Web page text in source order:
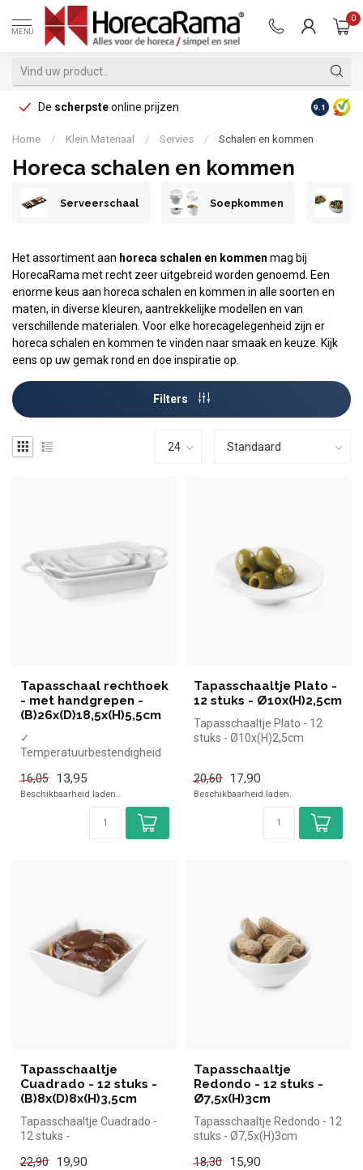
MENU
0
De scherpsteonline prijzen Op
9.1
Home / Klein Materiaal / Servies / Schalen en kommen
Horeca schalen en kommen
Serveerschaal Soepkommen
Het assortiment aan horeca schalen en kommen mag bij
HorecaRama met recht zeer uitgebreid worden genoemd. Een
enorme keus aan horeca schalen en kommen in alle soorten en
maten, in diverse kleuren, aantrekkelijke modellen en van
verschillende materialen. Voor elke horecagelegenheid zijn er
horeca schalen en kommen te vinden naar smaak en keuze. Kijk
eens op uw gemak rond en doe inspiratie op.
Filters
Tapasschaal rechthoek
- met handgrepen -
(B)26x(D)18,5x(H)5,5cm
✓
Temperatuurbestendigheid
✓ Stapelbaar
✓ Magnetron & vaatwasm...
16,05 13,95
Beschikbaarheid laden..
Tapasschaaltje Plato -
12 stuks - Ø10x(H)2,5cm
Tapasschaaltje Plato - 12
stuks - Ø10x(H)2,5cm
20,60 17,90
Beschikbaarheid laden..
Tapasschaaltje
Cuadrado - 12 stuks -
(B)8x(D)8x(H)3,5cm
Tapasschaaltje Cuadrado -
12 stuks -
22,90
19,90
Tapasschaaltje
Redondo - 12 stuks -
Ø7,5x(H)3cm
Tapasschaaltje Redondo - 12
stuks - Ø7,5x(H)3cm
18,30
15,90